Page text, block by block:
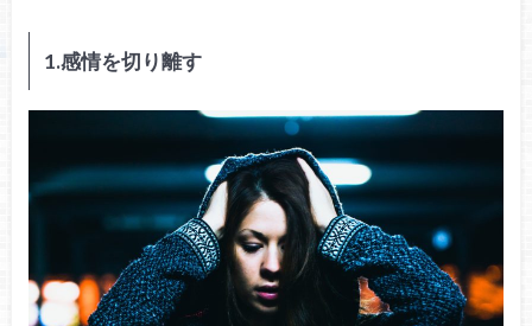
1.感情を切り離す